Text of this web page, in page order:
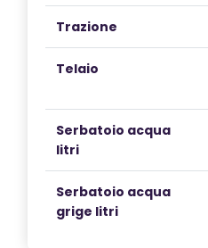
Trazione
Telaio
Serbatoio acqua
litri
Serbatoio acqua
grige litri